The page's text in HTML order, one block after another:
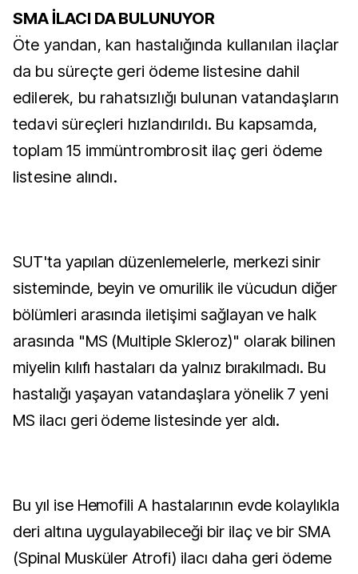
SMA İLACI DA BULUNUYOR
Öte yandan, kan hastalığında kullanılan ilaçlar
da bu süreçte geri ödeme listesine dahil
edilerek, bu rahatsızlığı bulunan vatandaşların
tedavi süreçleri hızlandırıldı. Bu kapsamda,
toplam 15 immüntrombrosit ilaç geri ödeme
listesine alındı.
SUT'ta yapılan düzenlemelerle, merkezi sinir
sisteminde, beyin ve omurilik ile vücudun diğer
bölümleri arasında iletişimi sağlayan ve halk
arasında "MS (Multiple Skleroz)" olarak bilinen
miyelin kılıfı hastaları da yalnız bırakılmadı. Bu
hastalığı yaşayan vatandaşlara yönelik 7 yeni
MS ilacı geri ödeme listesinde yer aldı.
Bu yıl ise Hemofili A hastalarının evde kolaylıkla
deri altına uygulayabileceği bir ilaç ve bir SMA
(Spinal Musküler Atrofi) ilacı daha geri ödeme